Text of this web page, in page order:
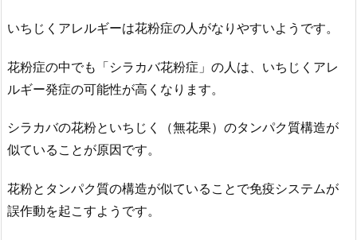
いちじくアレルギーは花粉症の人がなりやすいようです。
花粉症の中でも「シラカバ花粉症」の人は、いちじくアレ
ルギー発症の可能性が高くなります。
シラカバの花粉といちじく（無花果）のタンパク質構造が
似ていることが原因です。
花粉とタンパク質の構造が似ていることで免疫システムが
誤作動を起こすようです。